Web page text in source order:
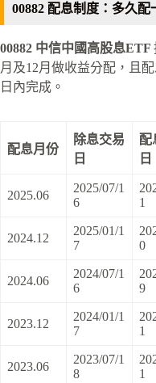
00882 配息制度：多久
00882 中信中國高股息ETF
月及12月做收益分配，且
日內完成。
配息月份
除息交易
日
配
日
2025.06
2025/07/1
6
1
2024.12
2025/01/1
7
0
2024.06
2024/07/1
6
9
2023.12
2024/01/1
7
1
2023.06
2023/07/1
8
1